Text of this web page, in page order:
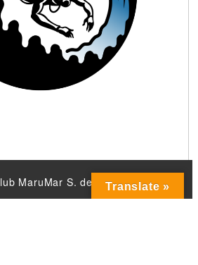
MaruMar S. de R.L. de C.V.
Translate »